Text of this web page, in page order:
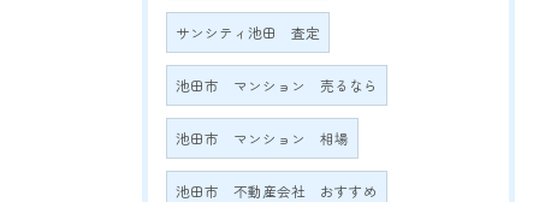
サンシティ池田 査定
池田市 マンション 売るなら
池田市 マンション 相場
池田市 不動産会社 おすすめ